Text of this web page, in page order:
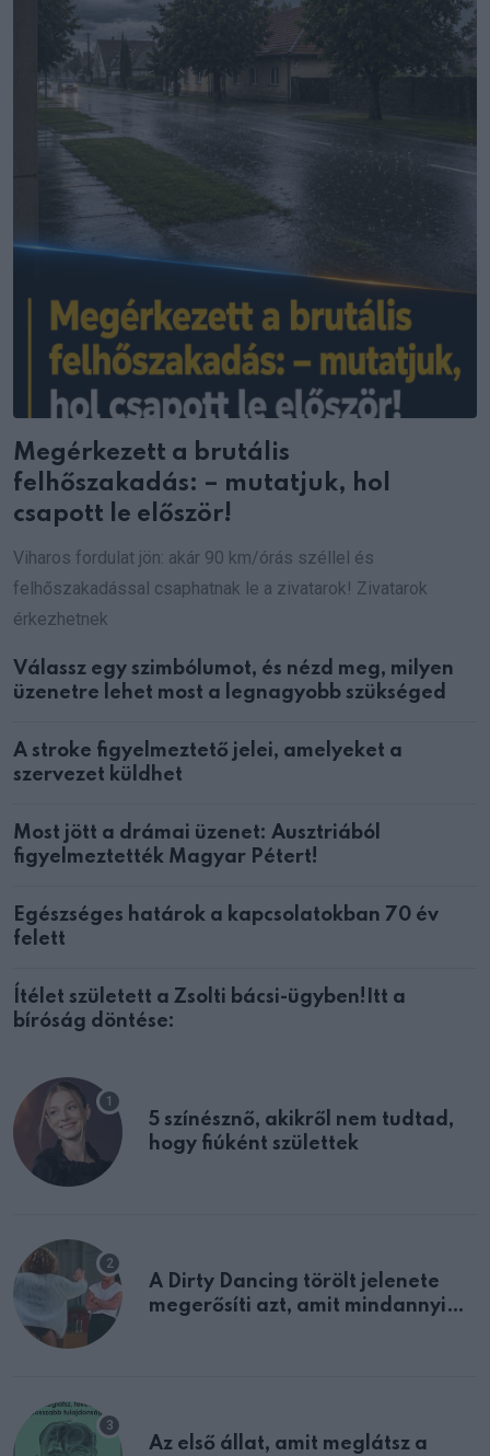
Megérkezett a brutális
felhőszakadás: – mutatjuk, hol
csapott le először!
Viharos fordulat jön: akár 90 km/órás széllel és
felhőszakadással csaphatnak le a zivatarok! Zivatarok
érkezhetnek
Válassz egy szimbólumot, és nézd meg, milyen
üzenetre lehet most a legnagyobb szükséged
A stroke figyelmeztető jelei, amelyeket a
szervezet küldhet
Most jött a drámai üzenet: Ausztriából
figyelmeztették Magyar Pétert!
Egészséges határok a kapcsolatokban 70 év
felett
Ítélet született a Zsolti bácsi-ügyben!Itt a
bíróság döntése:
5 színésznő, akikről nem tudtad,
hogy fiúként születtek
A Dirty Dancing törölt jelenete
megerősíti azt, amit mindannyian
Az első állat, amit meglátsz a